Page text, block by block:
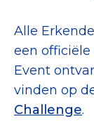
Alle
een
Event
vinden op
Challenge.